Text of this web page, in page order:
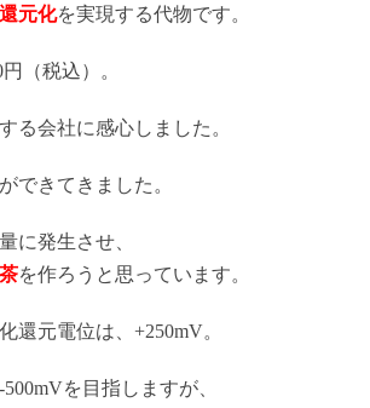
元化を実現する代物です。
（税込）。
る会社に感心しました。
できてきました。
に発生させ、
を作ろうと思っています。
還元電位は、+250mV。
を目指しますが、